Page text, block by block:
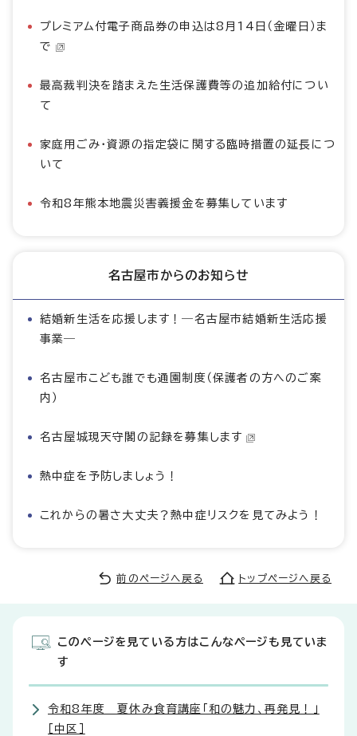
プレミアム付電子商品券の申込は8月14日（金曜日）ま
で
最高裁判決を踏まえた生活保護費等の追加給付につい
て
家庭用ごみ・資源の指定袋に関する臨時措置の延長につ
いて
令和8年熊本地震災害義援金を募集しています
名古屋市からのお知らせ
結婚新生活を応援します！―名古屋市結婚新生活応援
事業―
名古屋市こども誰でも通園制度（保護者の方へのご案
内）
名古屋城現天守閣の記録を募集します
熱中症を予防しましょう！
これからの暑さ大丈夫？熱中症リスクを見てみよう！
前のページへ戻る トップページへ戻る
このページを見ている方はこんなページも見ていま
す
令和8年度 夏休み食育講座「和の魅力、再発見！」
［中区］